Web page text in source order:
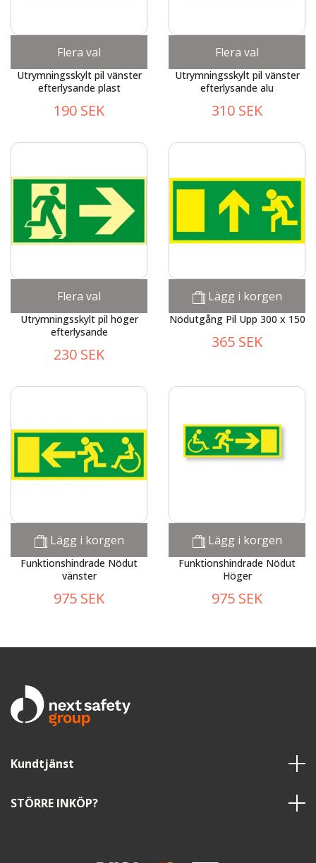
Flera val
Utrymningsskylt pil vänster
efterlysande plast
190 SEK
Flera val
Utrymningsskylt pil vänster
efterlysande alu
310 SEK
Flera val
Utrymningsskylt pil höger
efterlysande
230 SEK
Lägg i korgen
Nödutgång Pil Upp 300 x 150
365 SEK
Lägg i korgen
Funktionshindrade Nödut
vänster
975 SEK
Lägg i korgen
Funktionshindrade Nödut
Höger
975 SEK
Kundtjänst
STÖRRE INKÖP?